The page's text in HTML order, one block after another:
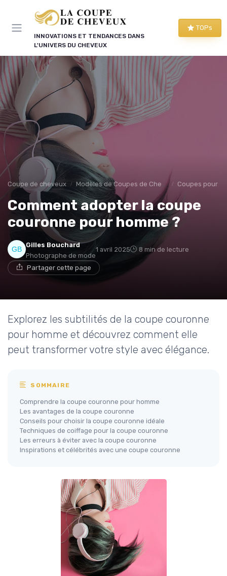
INNOVATIONS ET TENDANCES DANS
L'UNIVERS DU CHEVEUX
TOPs
Coupe de cheveux Modèles de Coupes de Cheveux Coupes pour
Comment adopter la coupe
couronne pour homme ?
Gilles Bouchard
Photographe de mode
1 avril 2025 8 min de lecture
Partager cette page
Explorez les subtilités de la coupe couronne
pour homme et découvrez comment elle
peut transformer votre style avec élégance.
SOMMAIRE
Comprendre la coupe couronne pour homme
Les avantages de la coupe couronne
Conseils pour choisir la coupe couronne idéale
Techniques de coiffage pour la coupe couronne
Les erreurs à éviter avec la coupe couronne
Inspirations et célébrités avec une coupe couronne